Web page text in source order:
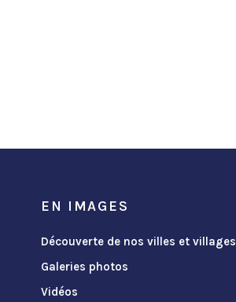
EN IMAGES
Découverte de nos villes et villages
Galeries photos
Vidéos